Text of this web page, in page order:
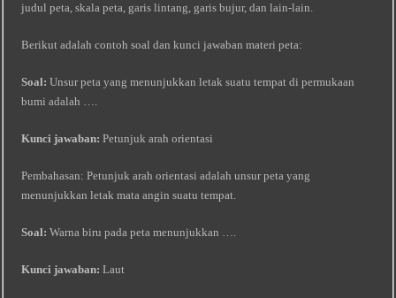
judul peta, skala peta, garis lintang, garis bujur, dan lain-lain.
Berikut adalah contoh soal dan kunci jawaban materi peta:
Soal: Unsur peta yang menunjukkan letak suatu tempat di permukaan
bumi adalah ….
Kunci jawaban: Petunjuk arah orientasi
Pembahasan: Petunjuk arah orientasi adalah unsur peta yang
menunjukkan letak mata angin suatu tempat.
Soal: Warna biru pada peta menunjukkan ….
Kunci jawaban: Laut